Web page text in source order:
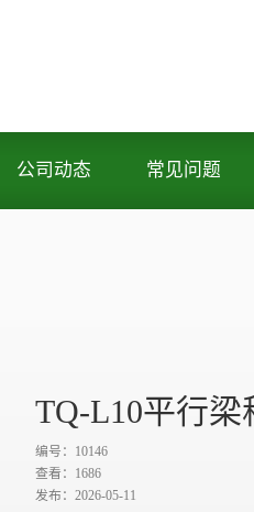
公司动态 常见问题
TQ-L10平行梁
编号：10146
查看：
1686
发布：2026-05-11